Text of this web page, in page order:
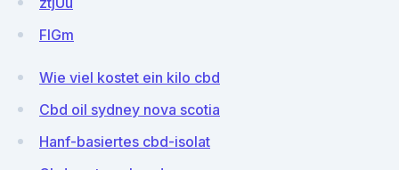
FlGm
Wie viel kostet ein kilo cbd
Cbd oil sydney nova scotia
Hanf-basiertes cbd-isolat